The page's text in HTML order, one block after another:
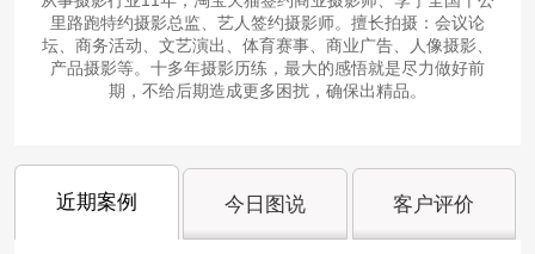
里路跑特约摄影总监、艺人签约摄影师。擅长拍摄：会议论
坛、商务活动、文艺演出、体育赛事、商业广告、人像摄影、
产品摄影等。十多年摄影历练，最大的感悟就是尽力做好前
期，不给后期造成更多困扰，确保出精品。
近期案例 今日图说 客户评价